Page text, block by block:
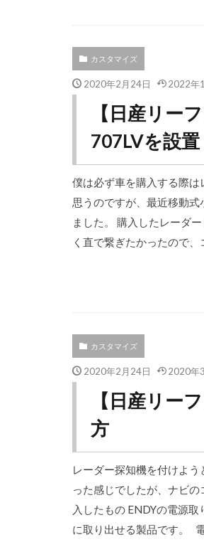
カスタマイズ
2020年2月24日 2022年
【日産リー
707LVを設置
僕は必ず車を購入する際
思うのですが、最近移動
ました。 購入したレーダ
く直で繋ぎたかったので
カスタマイズ
2020年2月24日 2020年
【日産リー
方
レーダー探知機を付けよ
った感じでしたが、ナビ
入したもの ENDYの電源
に取り出せる製品です。